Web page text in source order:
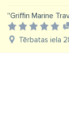
''Griffin Marine
Tērbatas iela